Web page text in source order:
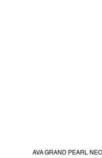
AVA GRAND PEARL